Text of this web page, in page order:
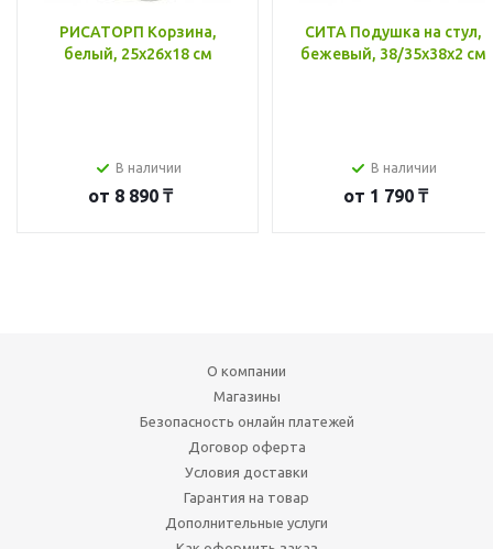
РИСАТОРП Корзина,
белый, 25x26x18 см
В наличии
от 8 890 ₸
СИТА Подушка на стул,
бежевый, 38/35x38x2 см
В наличии
от 1 790 ₸
О компании
Магазины
Безопасность онлайн платежей
Договор оферта
Условия доставки
Гарантия на товар
Дополнительные услуги